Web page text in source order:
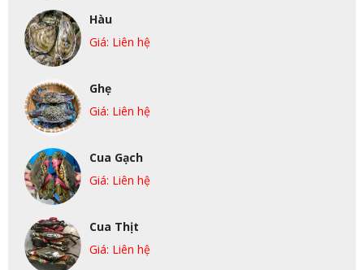
Hàu
Giá: Liên hệ
Ghẹ
Giá: Liên hệ
Cua Gạch
Giá: Liên hệ
Cua Thịt
Giá: Liên hệ